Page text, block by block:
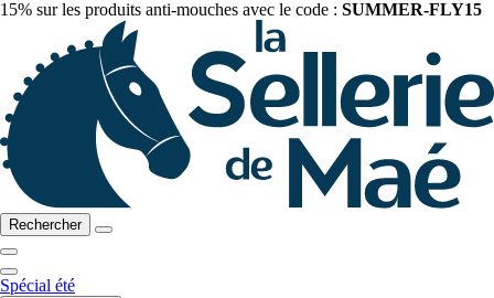
15% sur les produits anti-mouches avec le code : SUMMER-FLY15
Rechercher
Spécial été